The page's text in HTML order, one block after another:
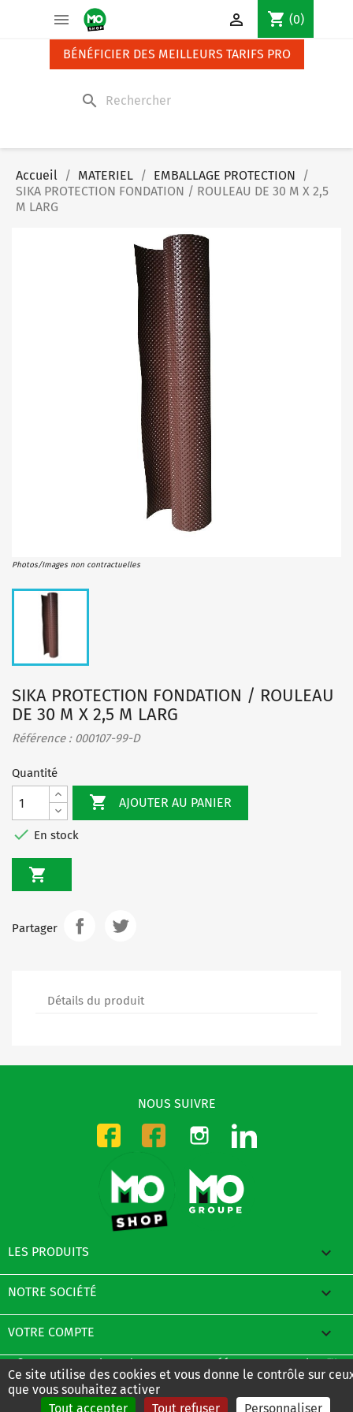
 shopping_cart (0)

BÉNÉFICIER DES MEILLEURS TARIFS PRO
search
Accueil MATERIEL
EMBALLAGE PROTECTION
SIKA PROTECTION FONDATION / ROULEAU DE 30 M X 2,5
M LARG
Photos/Images non contractuelles
SIKA PROTECTION FONDATION / ROULEAU
DE 30 M X 2,5 M LARG
Référence : 000107-99-D
Quantité
 AJOUTER AU PANIER
 En stock

Partager
Détails du produit
NOUS SUIVRE
Facebook-CMOFacebook-DMO
Instagram
LES PRODUITS 
NOTRE SOCIÉTÉ 
VOTRE COMPTE 
© 2026 - E-Boutique du Groupe MO créée avec PrestaShop™
Panneau de gestion des cookies
Ce site utilise des cookies et vous donne le contrôle sur
que vous souhaitez activer
Tout accepter
Tout refuser Personnaliser